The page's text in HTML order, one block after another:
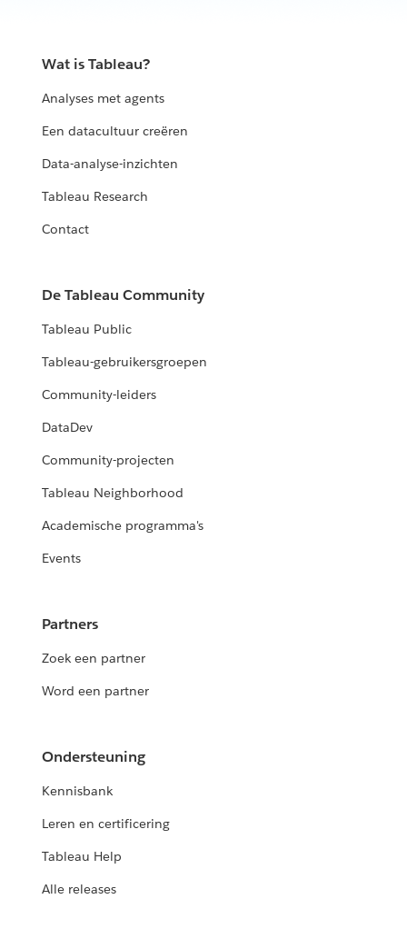
Wat is Tableau?
Analyses met agents
Een datacultuur creëren
Data-analyse-inzichten
Tableau Research
Contact
De Tableau Community
Tableau Public
Tableau-gebruikersgroepen
Community-leiders
DataDev
Community-projecten
Tableau Neighborhood
Academische programma's
Events
Partners
Zoek een partner
Word een partner
Ondersteuning
Kennisbank
Leren en certificering
Tableau Help
Alle releases